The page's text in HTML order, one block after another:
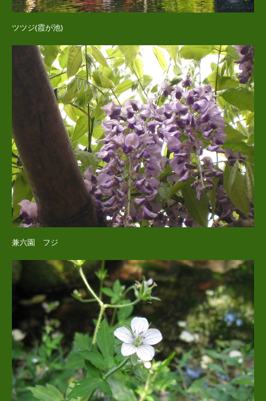
ツツジ(霞が池)
兼六園 フジ